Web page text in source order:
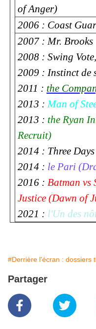
of Anger)
2006 : Coast
2007 : Mr. Brooks
2008 : Swing
2009 : Instinct de
2011 : the
2013 :Man of
2013 : the Ryan
Recruit)
2014 : Three
2014 : le Pari
2016 : Batman vs
Justice (Dawn of
2021 : l'Un des
#Derrière l'écran : dossiers
Partager